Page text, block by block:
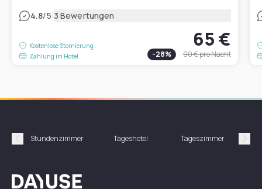
4.8/5|3 Bewertungen
Kostenlose Stornierung
Zahlung im Hotel
65 €
-28% 90 €pro Nacht
Précédent
Stundenzimmer Tageshotel Tageszimmer
Dayuse